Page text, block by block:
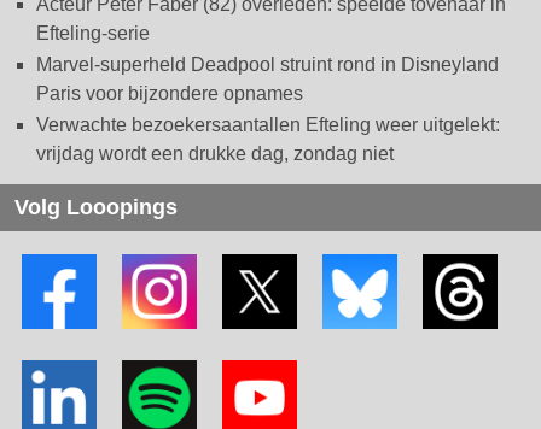
Efteling-serie
Marvel-superheld Deadpool struint rond in Disneyland
Paris voor bijzondere opnames
Verwachte bezoekersaantallen Efteling weer uitgelekt:
vrijdag wordt een drukke dag, zondag niet
Volg Looopings